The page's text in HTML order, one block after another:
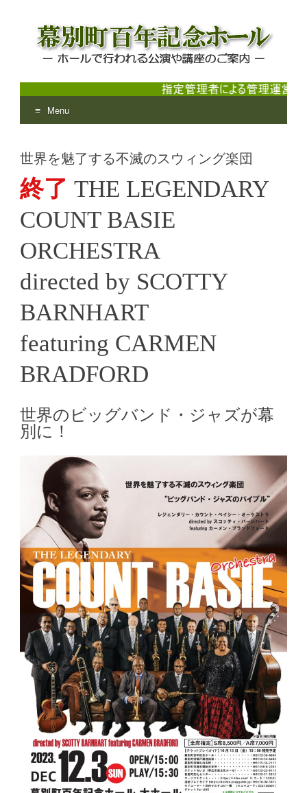
幕別町百年記念ホール
ホールで行われる公演や講座のご案内
Menu
to
content
世界を魅了する不滅のスウィング楽団
終了THE LEGENDARY
COUNT BASIE
ORCHESTRA
directed by SCOTTY
BARNHART
featuring CARMEN
BRADFORD
世界のビッグバンド・ジャズが幕
別に！